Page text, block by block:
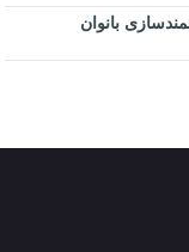
بانوان